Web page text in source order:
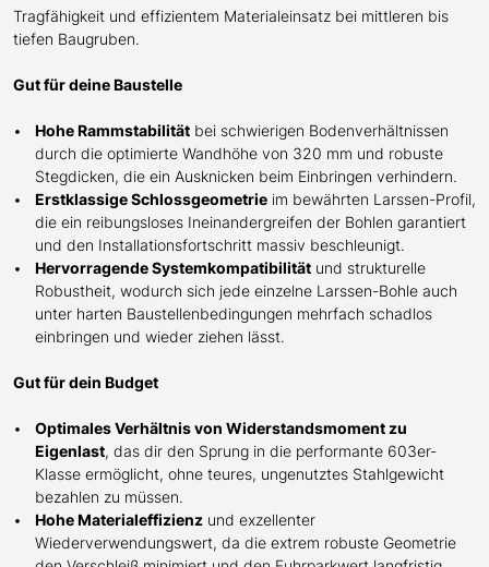
Tragfähigkeit und effizientem Materialeinsatz bei mittleren bis
tiefen Baugruben.
Gut für deine Baustelle
Hohe Rammstabilität bei schwierigen Bodenverhältnissen
durch die optimierte Wandhöhe von 320 mm und robuste
Stegdicken, die ein Ausknicken beim Einbringen verhindern.
Erstklassige Schlossgeometrie im bewährten Larssen-Profil,
die ein reibungsloses Ineinandergreifen der Bohlen garantiert
und den Installationsfortschritt massiv beschleunigt.
Hervorragende Systemkompatibilität und strukturelle
Robustheit, wodurch sich jede einzelne Larssen-Bohle auch
unter harten Baustellenbedingungen mehrfach schadlos
einbringen und wieder ziehen lässt.
Gut für dein Budget
Optimales Verhältnis von Widerstandsmoment zu
Eigenlast, das dir den Sprung in die performante 603er-
Klasse ermöglicht, ohne teures, ungenutztes Stahlgewicht
bezahlen zu müssen.
Hohe Materialeffizienz und exzellenter
Wiederverwendungswert, da die extrem robuste Geometrie